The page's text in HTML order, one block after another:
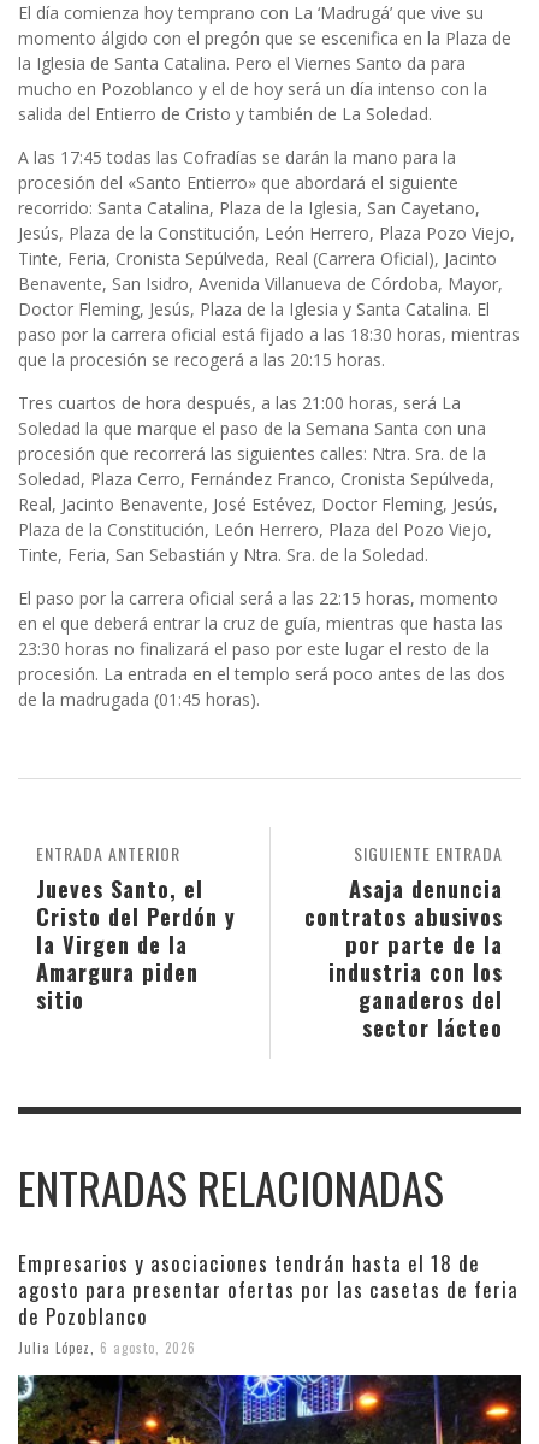
El día comienza hoy temprano con La ‘Madrugá’ que vive su
momento álgido con el pregón que se escenifica en la Plaza de
la Iglesia de Santa Catalina. Pero el Viernes Santo da para
mucho en Pozoblanco y el de hoy será un día intenso con la
salida del Entierro de Cristo y también de La Soledad.
A las 17:45 todas las Cofradías se darán la mano para la
procesión del «Santo Entierro» que abordará el siguiente
recorrido: Santa Catalina, Plaza de la Iglesia, San Cayetano,
Jesús, Plaza de la Constitución, León Herrero, Plaza Pozo Viejo,
Tinte, Feria, Cronista Sepúlveda, Real (Carrera Oficial), Jacinto
Benavente, San Isidro, Avenida Villanueva de Córdoba, Mayor,
Doctor Fleming, Jesús, Plaza de la Iglesia y Santa Catalina. El
paso por la carrera oficial está fijado a las 18:30 horas, mientras
que la procesión se recogerá a las 20:15 horas.
Tres cuartos de hora después, a las 21:00 horas, será La
Soledad la que marque el paso de la Semana Santa con una
procesión que recorrerá las siguientes calles: Ntra. Sra. de la
Soledad, Plaza Cerro, Fernández Franco, Cronista Sepúlveda,
Real, Jacinto Benavente, José Estévez, Doctor Fleming, Jesús,
Plaza de la Constitución, León Herrero, Plaza del Pozo Viejo,
Tinte, Feria, San Sebastián y Ntra. Sra. de la Soledad.
El paso por la carrera oficial será a las 22:15 horas, momento
en el que deberá entrar la cruz de guía, mientras que hasta las
23:30 horas no finalizará el paso por este lugar el resto de la
procesión. La entrada en el templo será poco antes de las dos
de la madrugada (01:45 horas).
SIGUIENTE ENTRADA
Asaja denuncia
contratos abusivos
por parte de la
industria con los
ganaderos del
sector lácteo
ENTRADA ANTERIOR
Jueves Santo, el
Cristo del Perdón y
la Virgen de la
Amargura piden
sitio
ENTRADAS RELACIONADAS
Empresarios y asociaciones tendrán hasta el 18 de
agosto para presentar ofertas por las casetas de feria
de Pozoblanco
Julia López, 6 agosto, 2026